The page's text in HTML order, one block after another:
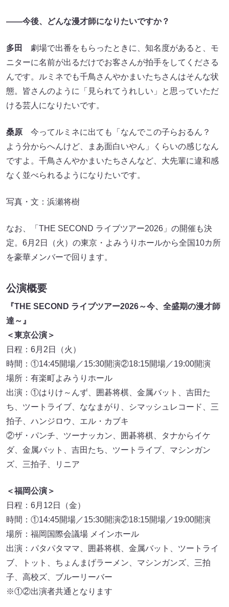
――今後、どんな漫才師になりたいですか？
多田
劇場で出番をもらったときに、知名度があると、モ
ニターに名前が出るだけでお客さんが拍手をしてくださる
んです。ルミネでも千鳥さんやかまいたちさんはそんな状
態。皆さんのように「見られてうれしい」と思っていただ
ける芸人になりたいです。
桑原 今ってルミネに出ても「なんでこの子らおるん？
よう分からへんけど、まあ面白いやん」くらいの感じなん
ですよ。千鳥さんやかまいたちさんなど、大先輩に違和感
なく並べられるようになりたいです。
写真・文：浜瀬将樹
なお、「THE SECOND ライブツアー2026」の開催も決
定。6月2日（火）の東京・よみうりホールから全国10カ所
を豪華メンバーで回ります。
公演概要
『THE SECOND ライブツアー2026～今、全盛期の漫才師
達～』
＜東京公演＞
日程：6月2日（火）
時間：①14:45開場／15:30開演②18:15開場／19:00開演
場所：有楽町よみうりホール
出演：①はりけ～んず、囲碁将棋、金属バット、吉田た
ち、ツートライブ、ななまがり、シマッシュレコード、三
拍子、ハンジロウ、エル・カブキ
②ザ・パンチ、ツーナッカン、囲碁将棋、タナからイケ
ダ、金属バット、吉田たち、ツートライブ、マシンガン
ズ、三拍子、リニア
＜福岡公演＞
日程：6月12日（金）
時間：①14:45開場／15:30開演②18:15開場／19:00開演
場所：福岡国際会議場 メインホール
出演：パタパタママ、囲碁将棋、金属バット、ツートライ
ブ、トット、ちょんまげラーメン、マシンガンズ、三拍
子、高校ズ、ブルーリーバー
※①②出演者共通となります